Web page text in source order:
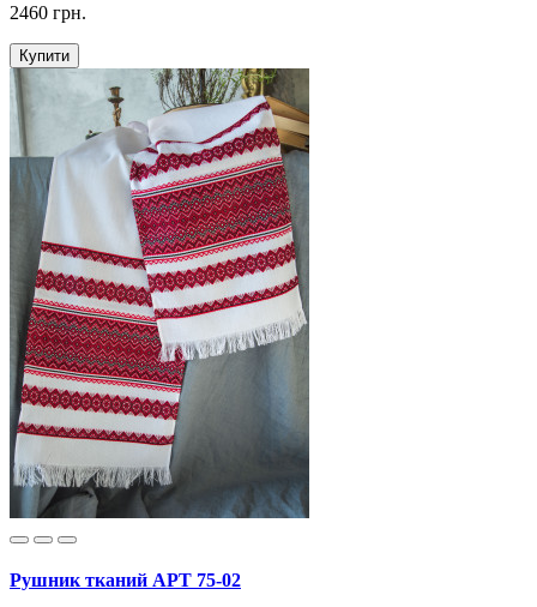
2460 грн.
Купити
Рушник тканий АРТ 75-02